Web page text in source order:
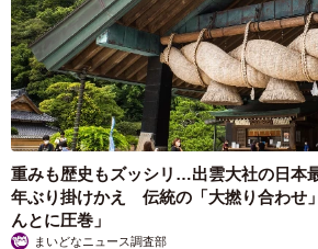
重みも歴史もズッシリ…出雲大社の日本
年ぶり掛けかえ 伝統の「大撚り合わせ
んとに圧巻」
まいどなニュース調査部